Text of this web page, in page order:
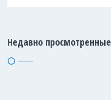
Недавно просмотренные